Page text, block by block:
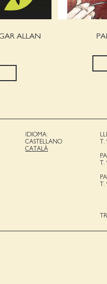
ALLAN
IDIOMA:
CASTELLANO
CATALÀ
T.
T.
T.